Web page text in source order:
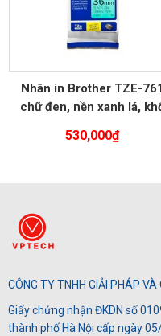
Nhãn in Brother TZE-761
chữ đen, nền xanh lá,
530,000₫
CÔNG TY TNHH GIẢI PHÁP
Giấy chứng nhận ĐKDN số
thành phố Hà Nội cấp ngày